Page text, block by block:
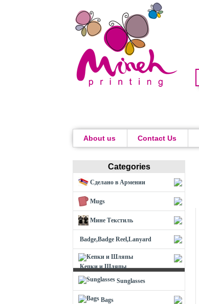
About us Contact Us
Categories
Сделано в Армении
Mugs
Мине Текстиль
Badge,Badge Reel,Lanyard
Кепки и Шляпы
Sunglasses
Bags